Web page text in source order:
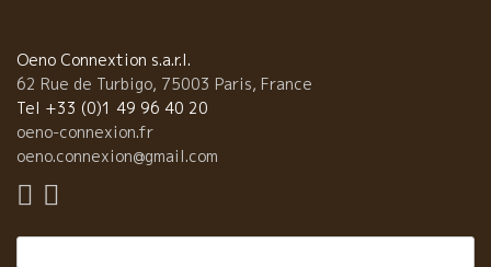
Oeno Connextion s.a.r.l.
62 Rue de Turbigo, 75003 Paris, France
Tel +33 (0)1 49 96 40 20
oeno-connexion.fr
oeno.connexion@gmail.com